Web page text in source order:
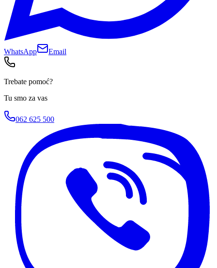
WhatsApp Email
Trebate pomoć?
Tu smo za vas
062 625 500